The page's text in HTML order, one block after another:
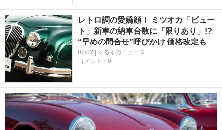
レトロ調の愛嬌顔！ ミツオカ「ビュー
ト」新車の納車台数に「限りあり」!?
“早めの問合せ”呼びかけ 価格改定も
07/02 | くるまのニュース
コメント：9